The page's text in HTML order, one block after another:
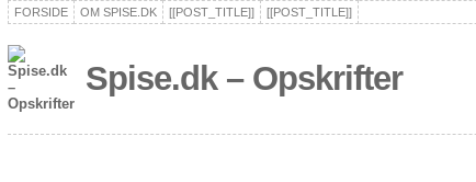
FORSIDE OM SPISE.DK [[POST_TITLE]] [[POST_TITLE]]
Spise.dk – Opskrifter